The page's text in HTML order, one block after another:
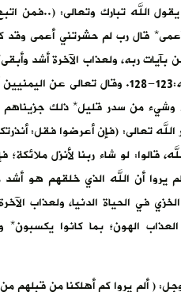
الله تبارك وتعالى: (..فمن
قال رب لم حشرتني أعمى وقد
ربه، ولعذاب الآخرة أشد
القرون يمشون في مساكنهم؟ إن في ذلك لآيات لأولي
من سدر قليل* ذلك جزيناهم
الله تعالى: (فإن أعرضوا فقل:
قالوا: لو شاء ربنا لأنزل ملائكة؛
يروا أن الله الذي خلقهم هو أشد
في الحياة الدنيا، ولعذاب
الهون؛ بما كانوا يكسبون*
( ألم يروا كم أهلكنا من قبلهم